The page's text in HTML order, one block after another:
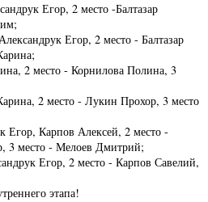
Егор, 2 место -Балтазар
Егор, 2 место - Балтазар
2 место - Корнилова Полина, 3
2 место - Лукин Прохор, 3 место
Егор, Карпов Алексей, 2 место -
3 место - Мелоев Дмитрий;
Егор, 2 место - Карпов Савелий,
этапа!